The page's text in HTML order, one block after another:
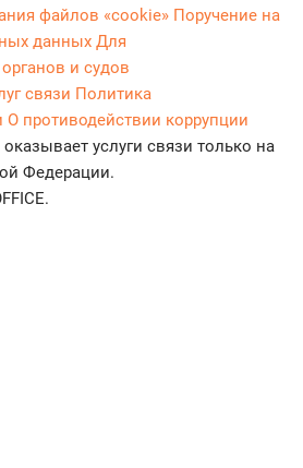
файлов «cookie» Поручение на
данных Для
и судов
связи Политика
О противодействии коррупции
услуги связи только на
Федерации.